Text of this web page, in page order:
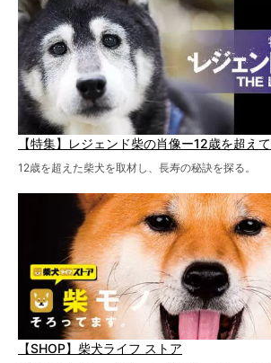
【特集】レジェンド柴の肖像ー12歳を超えて
12歳を超えた柴犬を取材し、長寿の秘訣を探る。
【SHOP】柴犬ライフ ストア